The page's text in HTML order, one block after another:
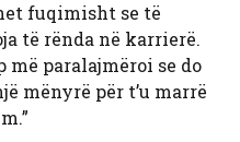
fuqimisht se të
të rënda në karrierë.
më paralajmëroi se do
mënyrë për t’u marrë